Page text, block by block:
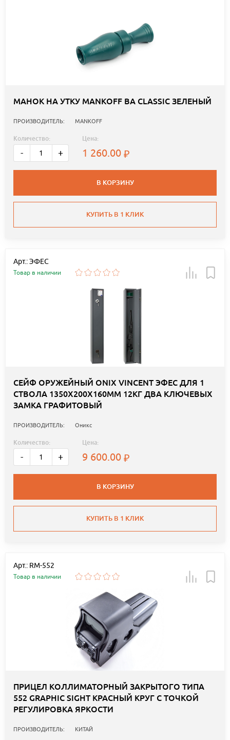
МАНОК НА УТКУ MANKOFF BA CLASSIC ЗЕЛЕНЫЙ
ПРОИЗВОДИТЕЛЬ: MANKOFF
Количество:
- +
Цена:
1 260.00
В КОРЗИНУ
КУПИТЬ В 1 КЛИК
Арт.: ЭФЕС
Товар в наличии
СЕЙФ ОРУЖЕЙНЫЙ ONIX VINCENT ЭФЕС ДЛЯ 1
СТВОЛА 1350Х200Х160ММ 12КГ ДВА КЛЮЧЕВЫХ
ЗАМКА ГРАФИТОВЫЙ
ПРОИЗВОДИТЕЛЬ: Оникс
Количество:
- +
Цена:
9 600.00
В КОРЗИНУ
КУПИТЬ В 1 КЛИК
Арт.: RM-552
Товар в наличии
ПРИЦЕЛ КОЛЛИМАТОРНЫЙ ЗАКРЫТОГО ТИПА
552 GRAPHIC SIGHT КРАСНЫЙ КРУГ С ТОЧКОЙ
РЕГУЛИРОВКА ЯРКОСТИ
ПРОИЗВОДИТЕЛЬ: КИТАЙ